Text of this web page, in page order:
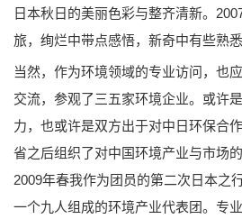
日本秋日的美丽色彩与整齐清新。
旅，绚烂中带点感悟，新奇中有些熟悉
当然，作为环境领域的专业访问，也
交流，参观了三五家环境企业。或许
力，也或许是双方出于对中日环保合
省之后组织了对中国环境产业与市场
2009年春我作为团员的第二次日本之
一个九人组成的环境产业代表团。专